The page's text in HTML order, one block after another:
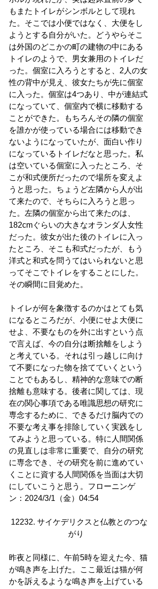
もまたトイレがシンボルとして現れ
た。そこでは小便ではなく、大便をし
ようとする自分がいた。どうやらそこ
は外国のどこかの町の建物の中にある
トイレのようで、男女兼用のトイレだ
った。個室に入ろうとすると、2人の女
性の背中が見え、彼女たちが先に個室
に入った。個室は4つあり、中が連結式
になっていて、個室内で横に移動する
ことができた。もちろんその隣の個室
を誰かが使っている場合には移動でき
ないようになっていたが、面白い作り
になっているトイレだなと思った。私
は空いている個室に入ったところ、そ
こが和式便所だったので場所を変えよ
うと思った。ちょうど左隣から人が出
て来たので、そちらに入ろうと思っ
た。左隣の個室から出て来たのは、
182cmぐらいの大きなオランダ人女性
だった。彼女が出た後のトイレに入っ
たところ、そこも和式だったが、もう
洋式と和式を問うてはいられないと思
ってそこでトイレをすることにした。
その瞬間に目覚めた。
トイレが何を象徴するのかはとても気
になるところだが、小便にせよ大便に
せよ、不要なものを外に出すという点
で言えば、今の自分は断捨離をしよう
と考えている。それは引っ越しに向け
て不要になった物を捨てていくという
ことでもあるし、精神的な意味での断
捨離も意味する。後者に関しては、現
在の関心事項である唯識思想の研究に
専念するために、できるだけ脳内での
不要な考え事を排除していく実践をし
てみようと思っている。特に人間関係
の見直しは非常に重要で、自分の研究
に専念でき、その研究を前に進めてい
くことに資する人間関係を当面は大切
にしていこうと思う。フローニンゲ
ン：2024/3/1（金）04:54
12232. サイケデリクスと仏教とのつな
がり
昨夜と同様に、午前5時を迎えた今、猫
が鳴き声を上げた。ここ最近は猫が何
かを訴えるような鳴き声を上げている